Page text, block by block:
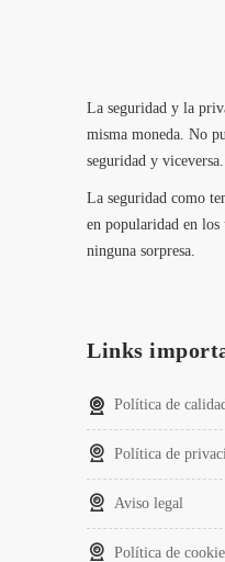
La seguridad y la
misma moneda. No
seguridad y viceversa.
La seguridad como
en popularidad en
ninguna sorpresa.
Links
Política de
Política de
Aviso legal
Política de